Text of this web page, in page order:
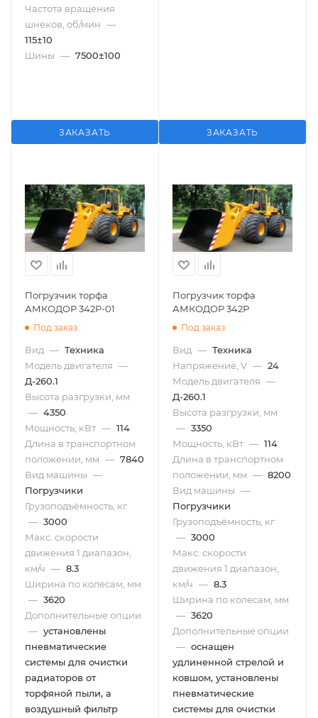
Частота вращения
шнеков, об/мин —
115±10
Шины — 7500±100
ЗАКАЗАТЬ ЗАКАЗАТЬ
Погрузчик торфа
АМКОДОР 342Р-01
Под заказ
Вид — Техника
Модель двигателя —
Д-260.1
Высота разгрузки, мм
— 4350
Мощность, кВт — 114
Длина в транспортном
положении, мм — 7840
Вид машины —
Погрузчики
Грузоподъёмность, кг
— 3000
Макс. скорости
движения 1 диапазон,
км/ч — 8.3
Ширина по колесам, мм
— 3620
Дополнительные опции
— установлены
пневматические
системы для очистки
радиаторов от
торфяной пыли, а
воздушный фильтр
Погрузчик торфа
АМКОДОР 342Р
Под заказ
Вид — Техника
Напряжение, V — 24
Модель двигателя —
Д-260.1
Высота разгрузки, мм
— 3350
Мощность, кВт — 114
Длина в транспортном
положении, мм — 8200
Вид машины —
Погрузчики
Грузоподъёмность, кг
— 3000
Макс. скорости
движения 1 диапазон,
км/ч — 8.3
Ширина по колесам, мм
— 3620
Дополнительные опции
— оснащен
удлиненной стрелой и
ковшом, установлены
пневматические
системы для очистки